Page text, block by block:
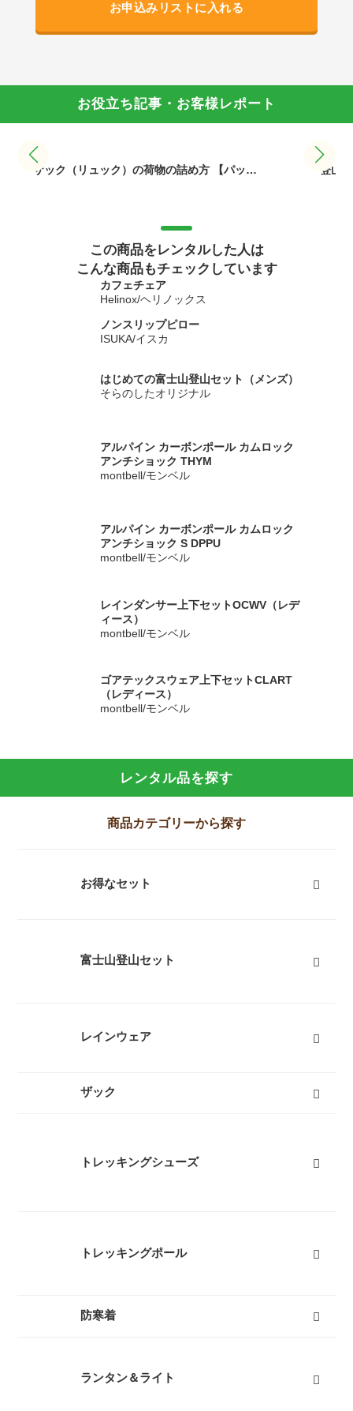
お申込みリストに入れる
お役立ち記事・お客様レポート
ザック（リュック）の荷物の詰め方 【パッ… 登山
この商品をレンタルした人は
こんな商品もチェックしています
カフェチェア
Helinox/ヘリノックス
ノンスリップピロー
ISUKA/イスカ
はじめての富士山登山セット（メンズ）
そらのしたオリジナル
アルパイン カーボンポール カムロック
アンチショック THYM
montbell/モンベル
アルパイン カーボンポール カムロック
アンチショック S DPPU
montbell/モンベル
レインダンサー上下セットOCWV（レデ
ィース）
montbell/モンベル
ゴアテックスウェア上下セットCLART
（レディース）
montbell/モンベル
レンタル品を探す
商品カテゴリーから探す
お得なセット
富士山登山セット
レインウェア
レディースレインウェア
メンズレインウェア
キッズレインウェア
アンブレラ（傘）
ザック
トレッキングシューズ
トレッキングポール
３つ折りタイプ
レバーロックタイプ
ツイストロックタイプ
防寒着
ランタン＆ライト